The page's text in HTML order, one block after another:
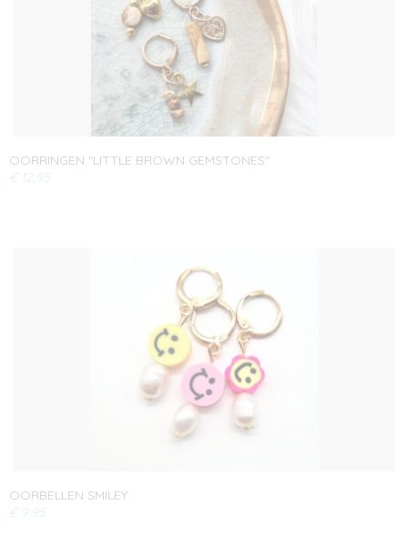
OORRINGEN "LITTLE BROWN GEMSTONES"
€ 12,95
OORBELLEN SMILEY
€ 9,95